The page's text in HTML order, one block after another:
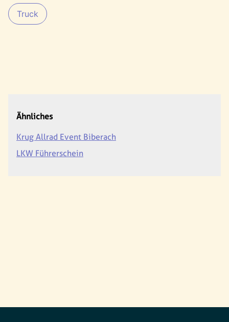
Truck
Ähnliches
Krug Allrad Event Biberach
LKW Führerschein